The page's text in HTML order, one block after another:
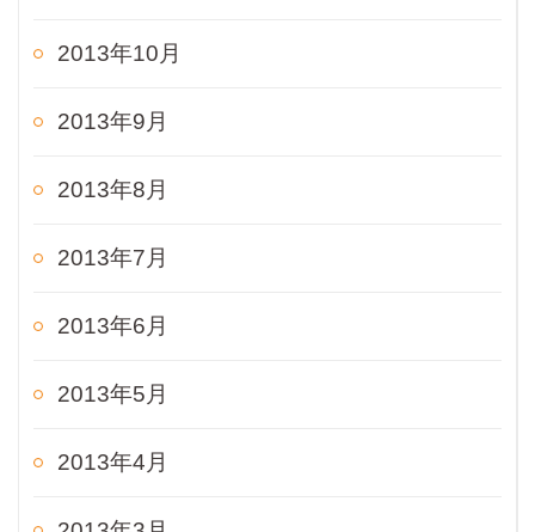
2013年10月
2013年9月
2013年8月
2013年7月
2013年6月
2013年5月
2013年4月